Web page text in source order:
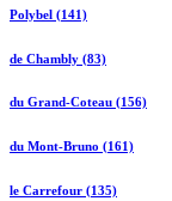
Polybel (141)
de Chambly (83)
du Grand-Coteau (156)
du Mont-Bruno (161)
le Carrefour (135)